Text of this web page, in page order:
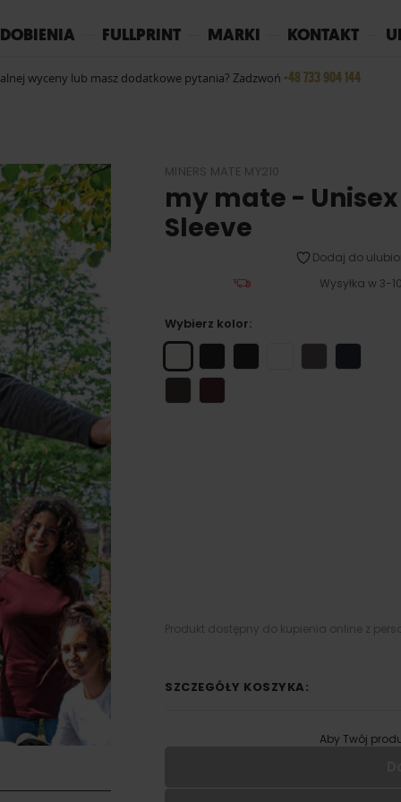
FULLPRINT MARKI KONTAKT
wyceny lub masz dodatkowe pytania? Zadzwoń +48 733 904 144
MINERS MATE MY210
my mate - Unisex
Sleeve
Dodaj do
Wysyłka w 3-
Wybierz kolor:
Produkt dostępny do kupienia online z
SZCZEGÓŁY KOSZYKA:
Aby Twój